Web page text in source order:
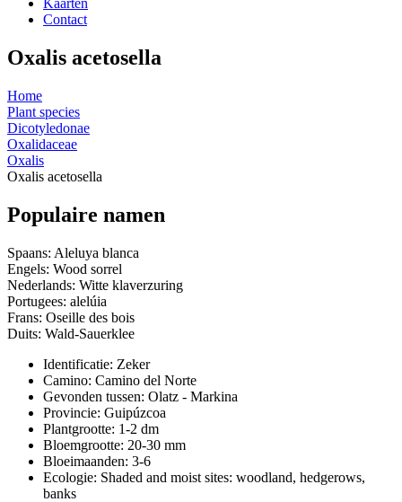
Kaarten
Contact
Oxalis acetosella
Home
Plant species
Dicotyledonae
Oxalidaceae
Oxalis
Oxalis acetosella
Populaire namen
Spaans: Aleluya blanca
Engels: Wood sorrel
Nederlands: Witte klaverzuring
Portugees: alelúia
Frans: Oseille des bois
Duits: Wald-Sauerklee
Identificatie: Zeker
Camino: Camino del Norte
Gevonden tussen: Olatz - Markina
Provincie: Guipúzcoa
Plantgrootte: 1-2 dm
Bloemgrootte: 20-30 mm
Bloeimaanden: 3-6
Ecologie: Shaded and moist sites: woodland, hedgerows,
banks